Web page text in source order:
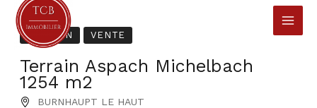
contenu
TERRAIN VENTE
Terrain Aspach Michelbach
1254 m2
BURNHAUPT LE HAUT